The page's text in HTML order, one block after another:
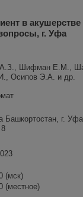
в акушерстве
г. Уфа
А.З., Шифман Е.М.,
Осипов Э.А. и др.
Башкортостан, г.
(мск)
(местное)